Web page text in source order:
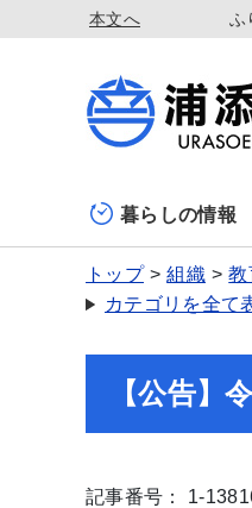
本文へ ふ
暮らしの情報
トップ 組織 教
カテゴリを全て
【公告】
記事番号： 1-